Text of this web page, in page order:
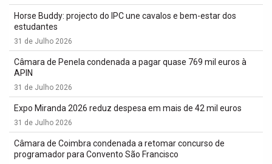
Horse Buddy: projecto do IPC une cavalos e bem-estar dos
estudantes
31 de Julho 2026
Câmara de Penela condenada a pagar quase 769 mil euros à
APIN
31 de Julho 2026
Expo Miranda 2026 reduz despesa em mais de 42 mil euros
31 de Julho 2026
Câmara de Coimbra condenada a retomar concurso de
programador para Convento São Francisco